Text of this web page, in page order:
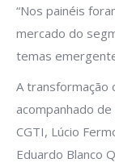
“Nos painéis
mercado do
temas
A transformação
acompanhado
CGTI, Lúcio
Eduardo Blanco